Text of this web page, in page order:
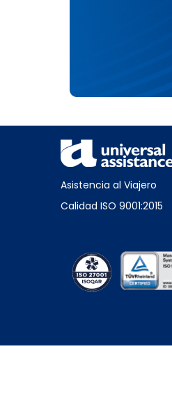
Asistencia al Viajero
Calidad ISO 9001:2015